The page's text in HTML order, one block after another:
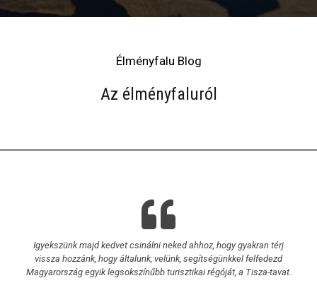
Élményfalu Blog
Az élményfaluról
Igyekszünk majd kedvet csinálni neked ahhoz, hogy gyakran térj
vissza hozzánk, hogy általunk, velünk, segítségünkkel felfedezd
Magyarország egyik legsokszínűbb turisztikai régóját, a Tisza-tavat.